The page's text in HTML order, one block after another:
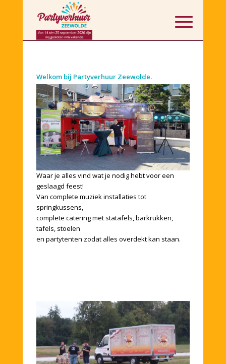
Welkom bij Partyverhuur Zeewolde.
Waar je alles vind wat je nodig hebt voor een
geslaagd feest!
Van complete muziek installaties tot
springkussens,
complete catering met statafels, barkrukken,
tafels, stoelen
en partytenten zodat alles overdekt kan staan.